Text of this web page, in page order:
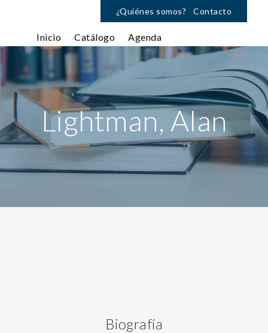
¿Quiénes somos? Contacto
Inicio Catálogo Agenda
Lightman, Alan
Biografía